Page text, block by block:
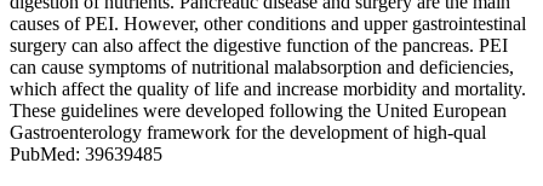
causes of PEI. However, other conditions and upper gastrointestinal
surgery can also affect the digestive function of the pancreas. PEI
can cause symptoms of nutritional malabsorption and deficiencies,
which affect the quality of life and increase morbidity and mortality.
These guidelines were developed following the United European
Gastroenterology framework for the development of high-qual
PubMed: 39639485